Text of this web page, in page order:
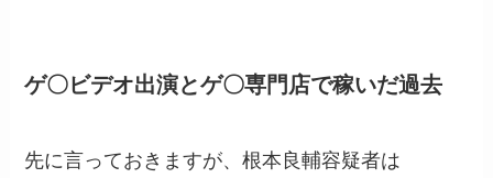
ゲ〇ビデオ出演とゲ〇専門店で稼いだ過去
先に言っておきますが、根本良輔容疑者は